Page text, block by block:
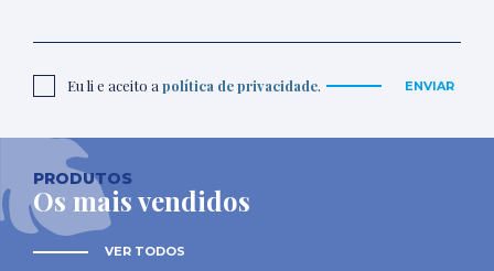
Eu li e aceito a política de privacidade. ENVIAR
PRODUTOS
Os mais vendidos
VER TODOS